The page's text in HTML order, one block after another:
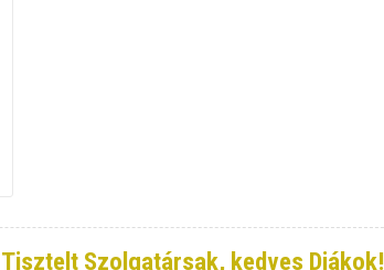
Tisztelt Szolgatársak, kedves Diákok!